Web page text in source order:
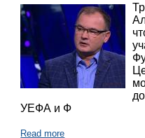
УЕФА и Ф
Read more